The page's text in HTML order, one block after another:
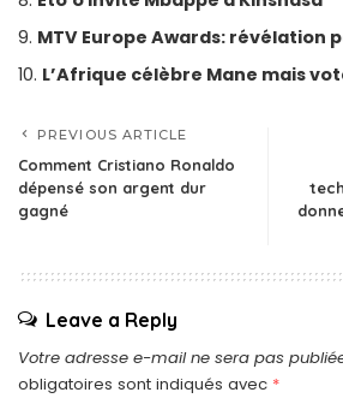
MTV Europe Awards: révélation
L’Afrique célèbre Mane mais
PREVIOUS ARTICLE
Comment Cristiano Ronaldo
dépensé son argent dur
gagné
Leave a Reply
Votre adresse e-mail ne sera pas
obligatoires sont indiqués avec *